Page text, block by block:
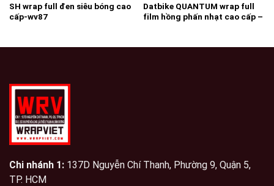
SH wrap full đen siêu bóng cao
cấp-wv87
Datbike QUANTUM wrap full
film hồng phấn nhạt cao cấp –
Chi nhánh 1: 137D Nguyễn Chí Thanh, Phường 9, Quận 5,
TP. HCM